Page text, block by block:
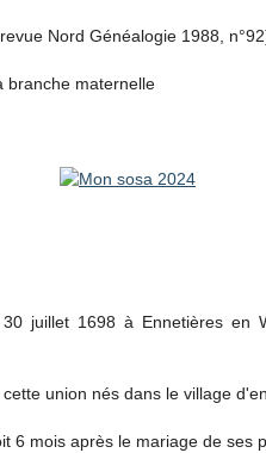
Nord Généalogie 1988,
branche maternelle
juillet 1698 à Ennetières en
union nés dans le village
6 mois après le mariage de ses